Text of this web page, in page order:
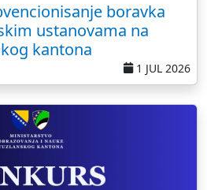
boravka
ustanovama na
kantona
1 JUL 2026